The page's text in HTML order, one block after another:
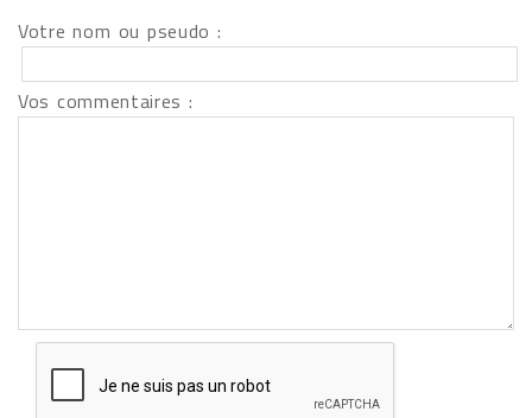
Votre nom ou pseudo :
Vos commentaires :